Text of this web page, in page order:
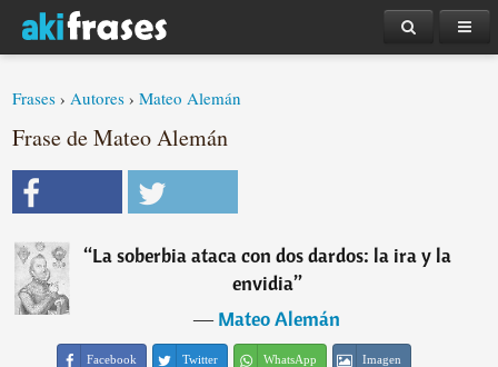
Frases ›Autores ›Mateo Alemán
Frase de Mateo Alemán
“La soberbia ataca con dos dardos: la ira y la
envidia”
―Mateo Alemán
Facebook Twitter WhatsApp Imagen